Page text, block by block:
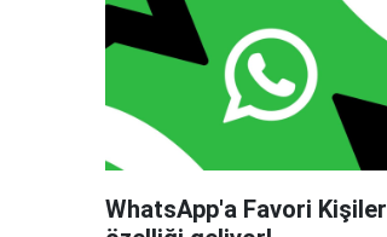
WhatsApp'a Favori Kişiler